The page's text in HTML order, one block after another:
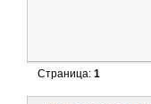
Страница:1